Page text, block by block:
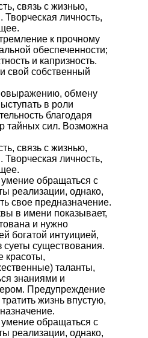
связь с жизнью,
личность,
к прочному
обеспеченности;
и капризность.
свой собственный
обмену
в роли
благодаря
тайных сил. Возможна
связь с жизнью,
личность,
умение обращаться с
реализации, однако,
свое предназначение.
в имени показывает,
и нужно
богатой интуицией,
суеты существования.
красоты,
таланты,
знаниями и
Предупреждение
жизнь впустую,
умение обращаться с
реализации, однако,